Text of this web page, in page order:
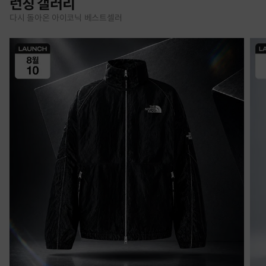
런칭 갤러리
다시 돌아온 아이코닉 베스트셀러